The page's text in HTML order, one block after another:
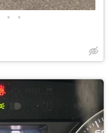
• •